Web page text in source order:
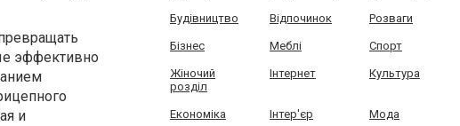
эффективно
и
Будівництво Відпочинок Розваги
Бізнес Меблі Спорт
Жіночий
розділ
Інтернет Культура
Економіка Інтер'єр Мода